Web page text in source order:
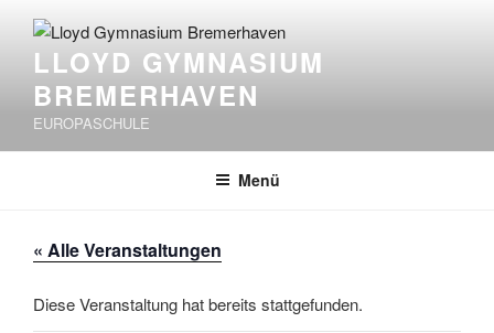
Inhalt
springenLLOYD GYMNASIUM
BREMERHAVEN
EUROPASCHULE
Menü
« Alle Veranstaltungen
Diese Veranstaltung hat bereits stattgefunden.